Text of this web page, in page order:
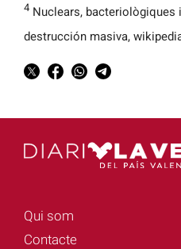
4 Nuclears, bacteriològiques
destrucción masiva,
Qui som
Contacte